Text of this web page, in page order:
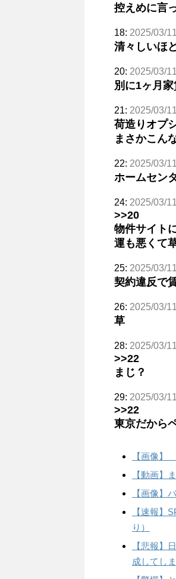
控えめに言
18: 2025/03/
清々しいほ
20: 2025/03/
別に1ヶ月
21: 2025/03/
荷造りオプ
まさかこん
22: 2025/03/
ホームセン
24: 2025/03/
>>20
物件サイト
運も悪くて
25: 2025/03/
契約違反で
26: 2025/03/
草
28: 2025/03/
>>22
まじ？
29: 2025/03/
>>22
東京だから
【画像】
【動画】
【画像】
【速報】
り）
【悲報】
成してし